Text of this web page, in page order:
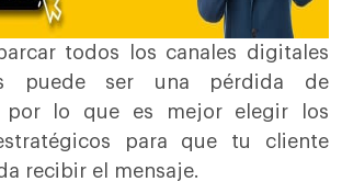
todos los canales digitales
puede ser una pérdida de
por lo que es mejor elegir los
para que tu cliente
recibir el mensaje.